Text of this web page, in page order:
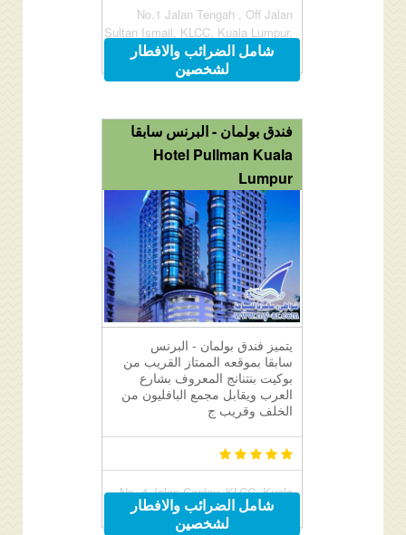
No.1 Jalan Tengah , Off Jalan
Sultan Ismail, KLCC, Kuala Lumpur,
Malaysia 50450
شامل الضرائب والافطار
لشخصين
فندق بولمان - البرنس سابقا
Hotel Pullman Kuala
Lumpur
يتميز فندق بولمان - البرنس
سابقا بموقعه الممتاز القريب من
بوكيت بنتنانج المعروف بشارع
العرب ويقابل مجمع البافليون من
الخلف وقريب ج
No. 4 Jalan Conlay, KLCC, Kuala
Lumpur, Malaysia 50450
شامل الضرائب والافطار
لشخصين